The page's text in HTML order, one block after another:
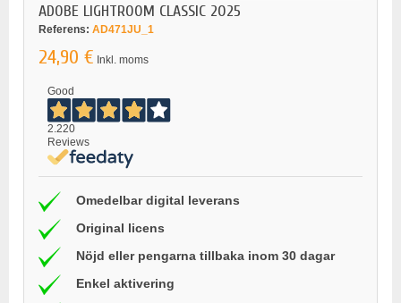
ADOBE LIGHTROOM CLASSIC 2025
Referens: AD471JU_1
24,90 € Inkl. moms
Good
2.220
Reviews
Omedelbar digital leverans
Original licens
Nöjd eller pengarna tillbaka inom 30 dagar
Enkel aktivering